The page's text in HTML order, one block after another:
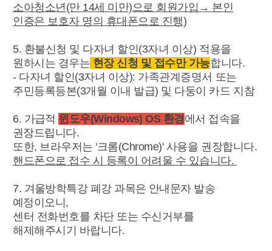
소아청소년(만 14세 미만)으로 회원가입→ 본인
인증은 보호자 명의 휴대폰으로 진행)
5. 환불신청 및 다자녀 할인(3자녀 이상) 적용을
원하시는 경우는 현장 신청 및 접수만 가능합니다.
- 다자녀 할인(3자녀 이상): 가족관계증명서 또는
주민등록등본(3개월 이내 발급) 및 다둥이 카드 지참
6. 가급적 윈도우(Windows) OS 환경에서 접속을
권장드립니다.
또한, 브라우저는 '크롬(Chrome)' 사용을 권장합니다.
핸드폰으로 접수 시 등록이 어려울 수 있습니다.
7. 겨울방학특강 폐강 과목은 안내문자 발송
예정이오니,
센터 전화번호를 차단 또는 수신거부를
해제해주시기 바랍니다.